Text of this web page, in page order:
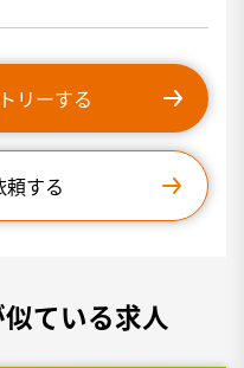
リーする
する
ている求人